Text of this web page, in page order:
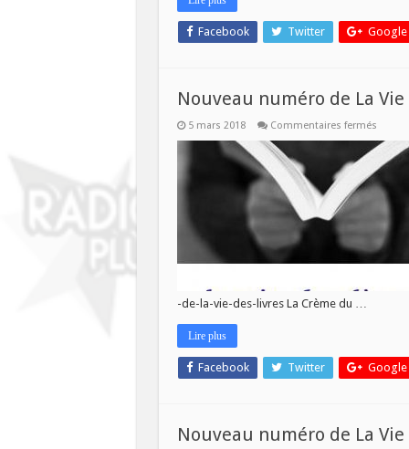
Facebook Twitter Google
Nouveau numéro de La
5 mars 2018 Commentaires ferméssur
de
La
Vie
des
Livres
7
mars!
-de-la-vie-des-livres La Crème du …
Lire plus
Facebook Twitter Google
Nouveau numéro de La